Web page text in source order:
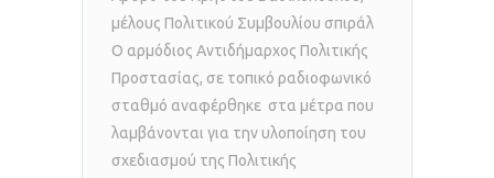
μέλους Πολιτικού Συμβουλίου σπιράλ
Ο αρμόδιος Αντιδήμαρχος Πολιτικής
Προστασίας, σε τοπικό ραδιοφωνικό
σταθμό αναφέρθηκε στα μέτρα που
λαμβάνονται για την υλοποίηση του
σχεδιασμού της Πολιτικής